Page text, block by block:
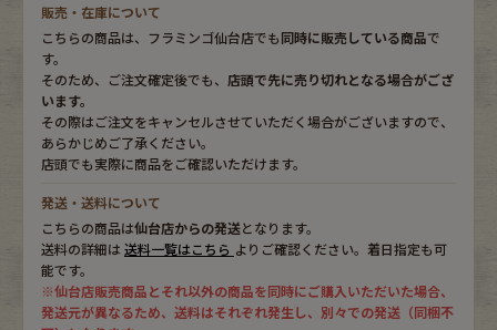
Bag
Accessory Shoes
Belt antique goods
FAFATT
販売・在庫について
こちらの商品は、フラミンゴ仙台店でも同時に販売している商品で
す。
そのため、ご注文確定後でも、 店頭で先に売り切れとなる場合がござ
います。
その際はご注文をキャンセルさせていただく場合がございますので、
あらかじめご了承ください。
店頭でも実際に商品をご確認いただけます。
発送・送料について
こちらの商品は仙台店からの発送となります。
送料の詳細は 送料一覧はこちら よりご確認ください。着日指定も可
能です。
※仙台店販売商品とそれ以外の商品を同時にご購入いただいた場合、
発送元が異なるため、送料はそれぞれ発生し、別々での発送（同梱不